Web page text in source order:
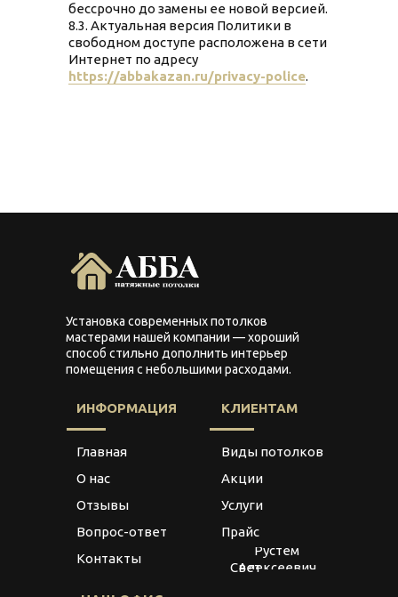
бессрочно до замены ее новой версией.
8.3. Актуальная версия Политики в
свободном доступе расположена в сети
Интернет по адресу
https://abbakazan.ru/privacy-police.
Установка современных потолков
мастерами нашей компании — хороший
способ стильно дополнить интерьер
помещения с небольшими расходами.
ИНФОРМАЦИЯ
Главная
Отзывы
О нас
Вопрос-ответ
Контакты
КЛИЕНТАМ
Виды потолков
Акции
Услуги
Прайс
Свет
ИП Иванов
Рустем
Алексеевич